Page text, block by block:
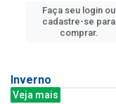
Faça seu login ou
cadastre-se para
comprar.
Inverno
Veja mais